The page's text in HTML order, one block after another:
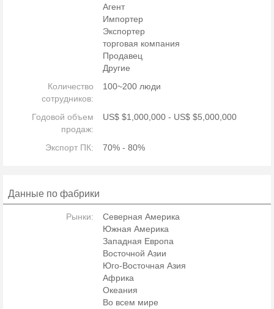
Агент
Импортер
Экспортер
торговая компания
Продавец
Другие
Количество
сотрудников:
100~200 люди
Годовой объем
продаж:
US$ $1,000,000 - US$ $5,000,000
Экспорт ПК: 70% - 80%
Данные по фабрики
Рынки:
Северная Америка
Южная Америка
Западная Европа
Восточной Азии
Юго-Восточная Азия
Африка
Океания
Во всем мире